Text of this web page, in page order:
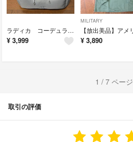
ラディカ コーデュラ (R) ドライブベッド L ～10Kg (使用1回の美品)
¥ 3,999
MILITARY
¥ 3,890
1 / 7 ページ
取引の評価